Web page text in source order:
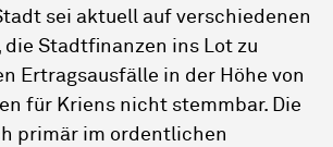
sei aktuell auf verschiedenen
die Stadtfinanzen ins Lot zu
Ertragsausfälle in der Höhe von
für Kriens nicht stemmbar. Die
primär im ordentlichen